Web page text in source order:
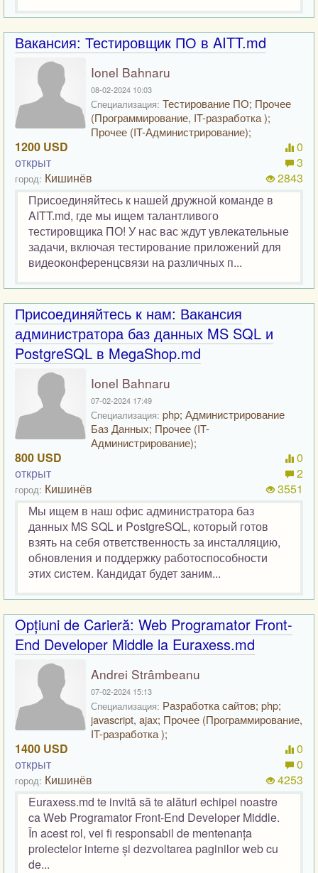
Вакансия: Тестировщик ПО в AITT.md
Ionel Bahnaru
08-02-2024 10:03
Специализация: Тестирование ПО; Прочее
(Программирование, IT-разработка );
Прочее (IT-Администрирование);
1200 USD
открыт
город: Кишинёв
0
3
2843
Присоединяйтесь к нашей дружной команде в
AITT.md, где мы ищем талантливого
тестировщика ПО! У нас вас ждут увлекательные
задачи, включая тестирование приложений для
видеоконференцсвязи на различных п...
Присоединяйтесь к нам: Вакансия
администратора баз данных MS SQL и
PostgreSQL в MegaShop.md
Ionel Bahnaru
07-02-2024 17:49
Специализация: php; Администрирование
Баз Данных; Прочее (IT-
Администрирование);
800 USD
открыт
город: Кишинёв
0
2
3551
Мы ищем в наш офис администратора баз
данных MS SQL и PostgreSQL, который готов
взять на себя ответственность за инсталляцию,
обновления и поддержку работоспособности
этих систем. Кандидат будет заним...
Opțiuni de Carieră: Web Programator Front-
End Developer Middle la Euraxess.md
Andrei Strâmbeanu
07-02-2024 15:13
Специализация: Разработка сайтов; php;
javascript, ajax; Прочее (Программирование,
IT-разработка );
1400 USD
открыт
город: Кишинёв
0
0
4253
Euraxess.md te invită să te alături echipei noastre
ca Web Programator Front-End Developer Middle.
În acest rol, vei fi responsabil de mentenanța
proiectelor interne și dezvoltarea paginilor web cu
de...